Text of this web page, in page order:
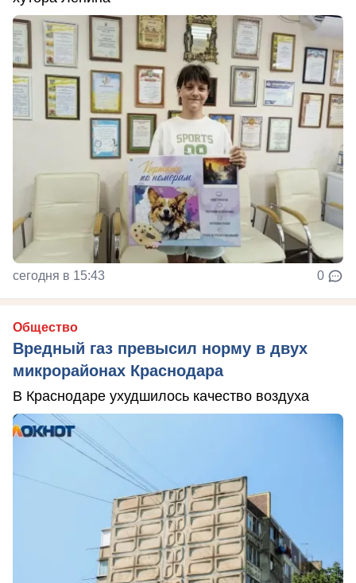
сегодня в 15:43 0
Общество
Вредный газ превысил норму в двух
микрорайонах Краснодара
В Краснодаре ухудшилось качество воздуха